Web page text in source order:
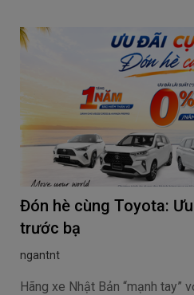
Đón hè cùng Toyota:
trước bạ
ngantnt
Hãng xe Nhật Bản “mạnh tay”